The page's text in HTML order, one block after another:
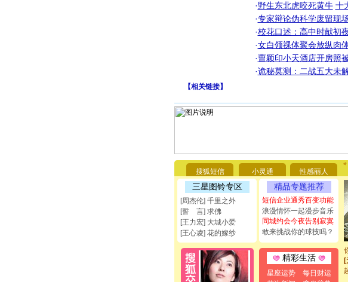
·野生东北虎咬死黄牛 十
·专家辩论伪科学废留现
·校花口述：高中时献初
·女白领祼体聚会放纵肉
·曹颖印小天酒店开房照
·诡秘莫测：二战五大未
【相关链接】
搜狐短信 小灵通 性感丽人
三星图铃专区
[周杰伦] 千里之外
[誓 言] 求佛
[王力宏] 大城小爱
[王心凌] 花的嫁纱
精品专题推荐
短信企业通秀百变功能
浪漫情怀一起漫步音乐
同城约会今夜告别寂寞
敢来挑战你的球技吗？
精彩生活
星座运势
每日财运
[
[
[
[